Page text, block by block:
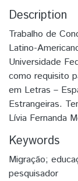
Description
Trabalho de
Latino-
Universidade
como requisito
em Letras –
Estrangeiras.
Lívia Fernanda
Keywords
Migração;
pesquisador